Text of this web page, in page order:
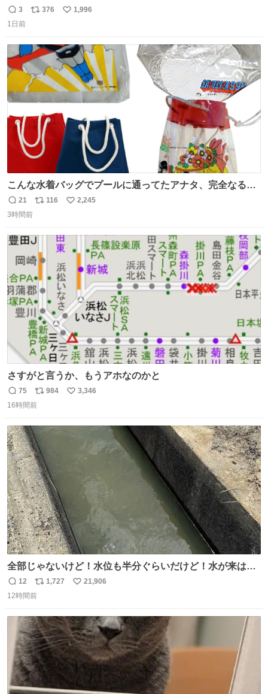
返
信
3
リ
ト
数
376
い
数
1,996
1日前
こんな水着バッグでプールに通ってたアナタ、完全なる同
世代（笑） #70年代 #80年代 #昭和レトロ
返
信
21
リ
ト
数
116
い
2,245
3時間前
さすがと言うか、もうアホなのかと
返
信
75
リ
ポ
ト
数
984
い
3,346
16時間前
全部じゃないけど！水位も半分ぐらいだけど！水が来はじ
めたよ！！！ 作業してくれた方々ありがとーーー
ー！！！！！！！！！！！！！！！！！！！！！！！！！
返
信
12
リ
ポ
ト
数
1,727
い
数
21,906
12時間前